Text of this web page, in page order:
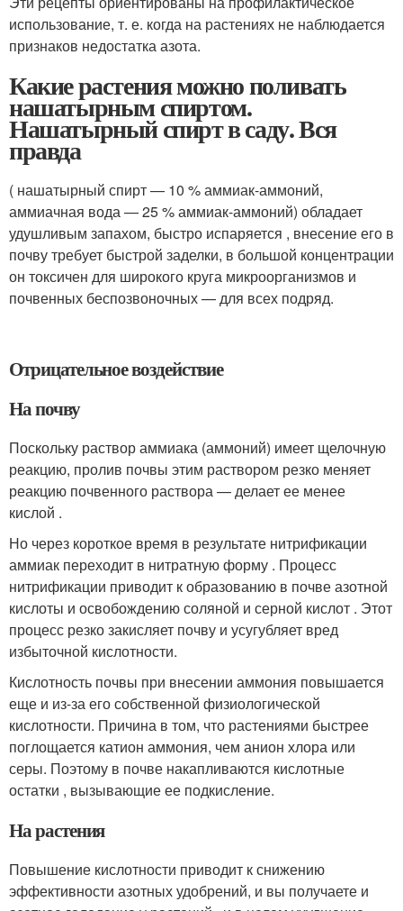
использование, т. е. когда на растениях не наблюдается
признаков недостатка азота.
Какие растения можно поливать
нашатырным спиртом.
Нашатырный спирт в саду. Вся
правда
( нашатырный спирт — 10 % аммиак-аммоний,
аммиачная вода — 25 % аммиак-аммоний) обладает
удушливым запахом, быстро испаряется , внесение его в
почву требует быстрой заделки, в большой концентрации
он токсичен для широкого круга микроорганизмов и
почвенных беспозвоночных — для всех подряд.
Отрицательное воздействие
На почву
Поскольку раствор аммиака (аммоний) имеет щелочную
реакцию, пролив почвы этим раствором резко меняет
реакцию почвенного раствора — делает ее менее
кислой .
Но через короткое время в результате нитрификации
аммиак переходит в нитратную форму . Процесс
нитрификации приводит к образованию в почве азотной
кислоты и освобождению соляной и серной кислот . Этот
процесс резко закисляет почву и усугубляет вред
избыточной кислотности.
Кислотность почвы при внесении аммония повышается
еще и из-за его собственной физиологической
кислотности. Причина в том, что растениями быстрее
поглощается катион аммония, чем анион хлора или
серы. Поэтому в почве накапливаются кислотные
остатки , вызывающие ее подкисление.
На растения
Повышение кислотности приводит к снижению
эффективности азотных удобрений, и вы получаете и